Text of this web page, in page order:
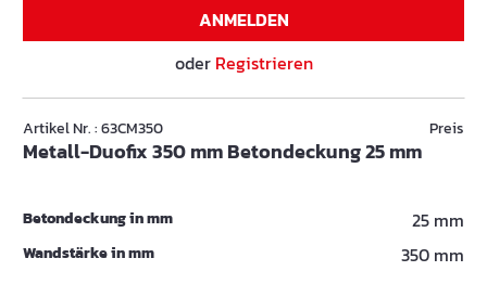
ANMELDEN
oder Registrieren
Artikel Nr. : 63CM350
Metall-Duofix 350 mm Betondeckung 25 mm
Preis
Betondeckung in mm 25 mm
Wandstärke in mm 350 mm